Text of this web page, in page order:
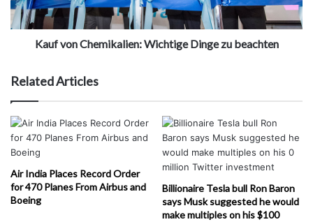
Kauf von Chemikalien: Wichtige Dinge zu beachten
Related Articles
Air India Places Record Order
for 470 Planes From Airbus and
Boeing
Billionaire Tesla bull Ron Baron
says Musk suggested he would
make multiples on his $100